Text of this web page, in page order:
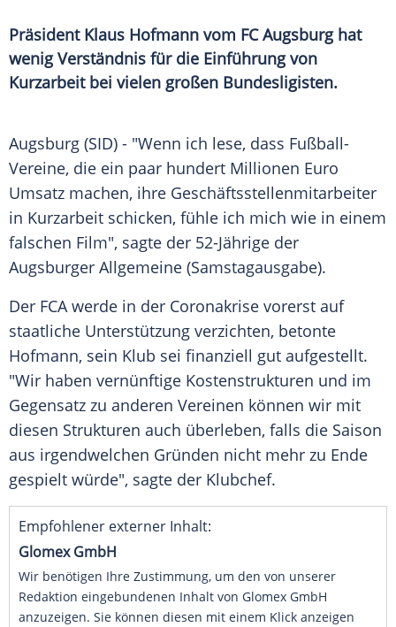
Präsident Klaus Hofmann vom FC Augsburg hat
wenig Verständnis für die Einführung von
Kurzarbeit bei vielen großen Bundesligisten.
Augsburg (SID) - "Wenn ich lese, dass Fußball-
Vereine, die ein paar hundert Millionen Euro
Umsatz machen, ihre Geschäftsstellenmitarbeiter
in Kurzarbeit schicken, fühle ich mich wie in einem
falschen Film", sagte der 52-Jährige der
Augsburger Allgemeine (Samstagausgabe).
Der FCA werde in der Coronakrise vorerst auf
staatliche Unterstützung verzichten, betonte
Hofmann, sein Klub sei finanziell gut aufgestellt.
"Wir haben vernünftige Kostenstrukturen und im
Gegensatz zu anderen Vereinen können wir mit
diesen Strukturen auch überleben, falls die Saison
aus irgendwelchen Gründen nicht mehr zu Ende
gespielt würde", sagte der Klubchef.
Empfohlener externer Inhalt:
Glomex GmbH
Wir benötigen Ihre Zustimmung, um den von unserer
Redaktion eingebundenen Inhalt von Glomex GmbH
anzuzeigen. Sie können diesen mit einem Klick anzeigen